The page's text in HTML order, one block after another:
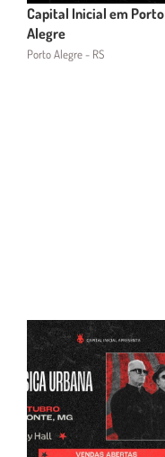
Capital Inicial em Porto
Alegre
Porto Alegre - RS